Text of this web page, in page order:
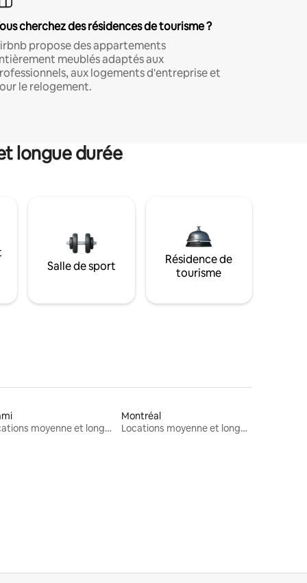
cherchez des résidences de tourisme ?
propose des appartements
meublés adaptés aux
aux logements d'entreprise et
le relogement.
longue durée
Salle de sport
Résidence de
tourisme
Locations moyenne et longue durée
Montréal
Locations moyenne et longue durée